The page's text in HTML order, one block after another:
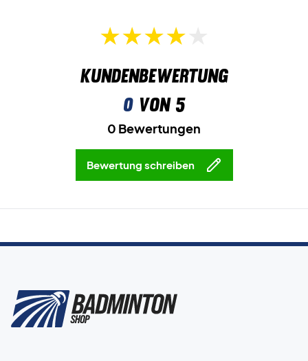
Kundenbewertung
0von 5
0 Bewertungen
Bewertung schreiben